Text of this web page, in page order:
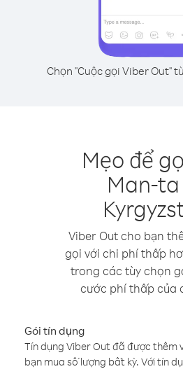
Chọn "Cuộc gọi Viber Out"
Mẹo để
Man-
Viber Out cho bạn
gọi với chi phí thấp
trong các tùy chọn
cước phí thấp của
Gói tín dụng
Tín dụng Viber Out đã được thêm
bạn mua số lượng bất kỳ. Với tín